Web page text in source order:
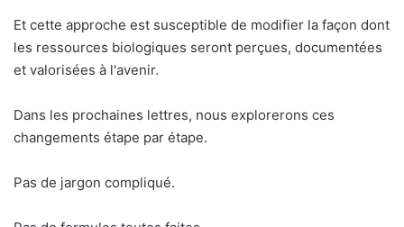
Et cette approche est susceptible de modifier la façon dont
les ressources biologiques seront perçues, documentées
et valorisées à l'avenir.
Dans les prochaines lettres, nous explorerons ces
changements étape par étape.
Pas de jargon compliqué.